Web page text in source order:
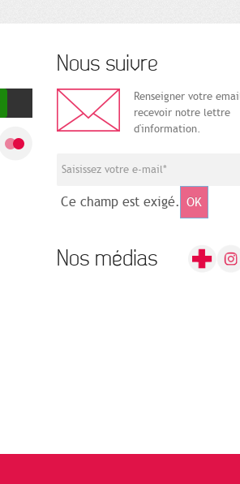
Nous suivre
Renseigner votre
recevoir notre lettre
d'information.
Ce champ est exigé. OK
Nos médias